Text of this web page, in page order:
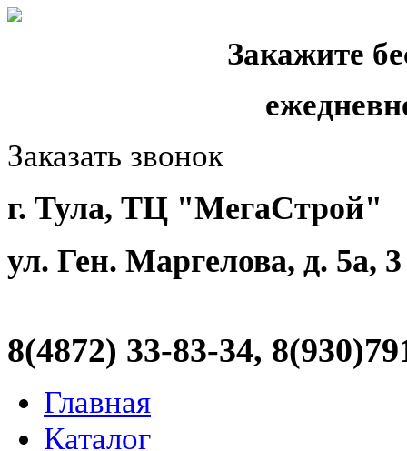
Закажите
Заказать звонок
г. Тула, ТЦ "МегаСтрой"
ул. Ген. Маргелова, д. 5а,
8(4872) 33-83-34,
Главная
Каталог